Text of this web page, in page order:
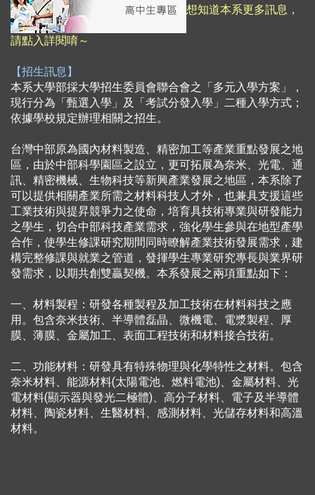
想知道本系更多訊息，
請點入詳閱唷～
【招生訊息】
本系大學部採大學招生委員會聯合會之「多元入學方案」，
現行分為「甄選入學」及「考試分發入學」二種入學方式；
依據學校規定辦理相關之招生。
台灣中部原為國內材料製造、精密加工等產業重點發展之地
區，由於中部科學園區之設立，更可拓展為奈米、光電、通
訊、精密機械、生物科技等新興產業發展之地區，本系除了
可以提供相關產業所需之材料科技人才外，也兼具支援這些
工業技術與提昇競爭力之使命，培育具技術專業與研發能力
之學生，切合中部科技產業需求，強化學生參與在地型產學
合作，使學生修課研究期間同時瞭解產業技術發展需求，建
構完整修課與就業之管道，發揮學生專業研究專長與業界研
發需求，以期共創雙贏契機。本系發展之兩項重點如下：
一、材料製程：研發各種製程及加工技術在材料科技之應
用。包含奈米技術、半導體磊晶、微機電、電漿製程、厚
膜、薄膜、金屬加工、表面工程技術和材料接合技術。
二、功能材料：研發具有特殊物理與化學特性之材料。包含
奈米材料、能源材料(太陽電池、燃料電池)、金屬材料、光
電材料(顯示器與發光二極體)、高分子材料、電子及半導體
材料、陶瓷材料、生醫材料、感測材料、光儲存材料和高溫
材料。